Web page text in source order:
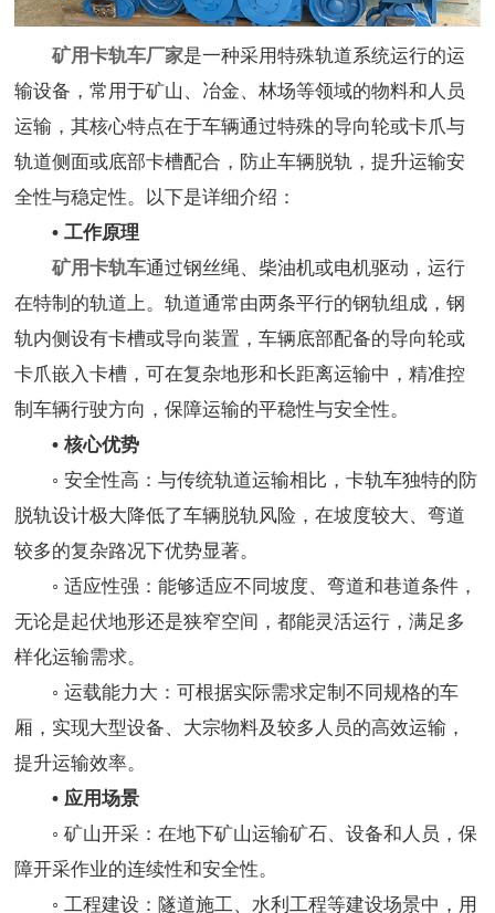
矿用卡轨车厂家是一种采用特殊轨道系统运行的运
输设备，常用于矿山、冶金、林场等领域的物料和人员
运输，其核心特点在于车辆通过特殊的导向轮或卡爪与
轨道侧面或底部卡槽配合，防止车辆脱轨，提升运输安
全性与稳定性。以下是详细介绍：
• 工作原理
矿用卡轨车通过钢丝绳、柴油机或电机驱动，运行
在特制的轨道上。轨道通常由两条平行的钢轨组成，钢
轨内侧设有卡槽或导向装置，车辆底部配备的导向轮或
卡爪嵌入卡槽，可在复杂地形和长距离运输中，精准控
制车辆行驶方向，保障运输的平稳性与安全性。
• 核心优势
◦ 安全性高：与传统轨道运输相比，卡轨车独特的防
脱轨设计极大降低了车辆脱轨风险，在坡度较大、弯道
较多的复杂路况下优势显著。
◦ 适应性强：能够适应不同坡度、弯道和巷道条件，
无论是起伏地形还是狭窄空间，都能灵活运行，满足多
样化运输需求。
◦ 运载能力大：可根据实际需求定制不同规格的车
厢，实现大型设备、大宗物料及较多人员的高效运输，
提升运输效率。
• 应用场景
◦ 矿山开采：在地下矿山运输矿石、设备和人员，保
障开采作业的连续性和安全性。
◦ 工程建设：隧道施工、水利工程等建设场景中，用